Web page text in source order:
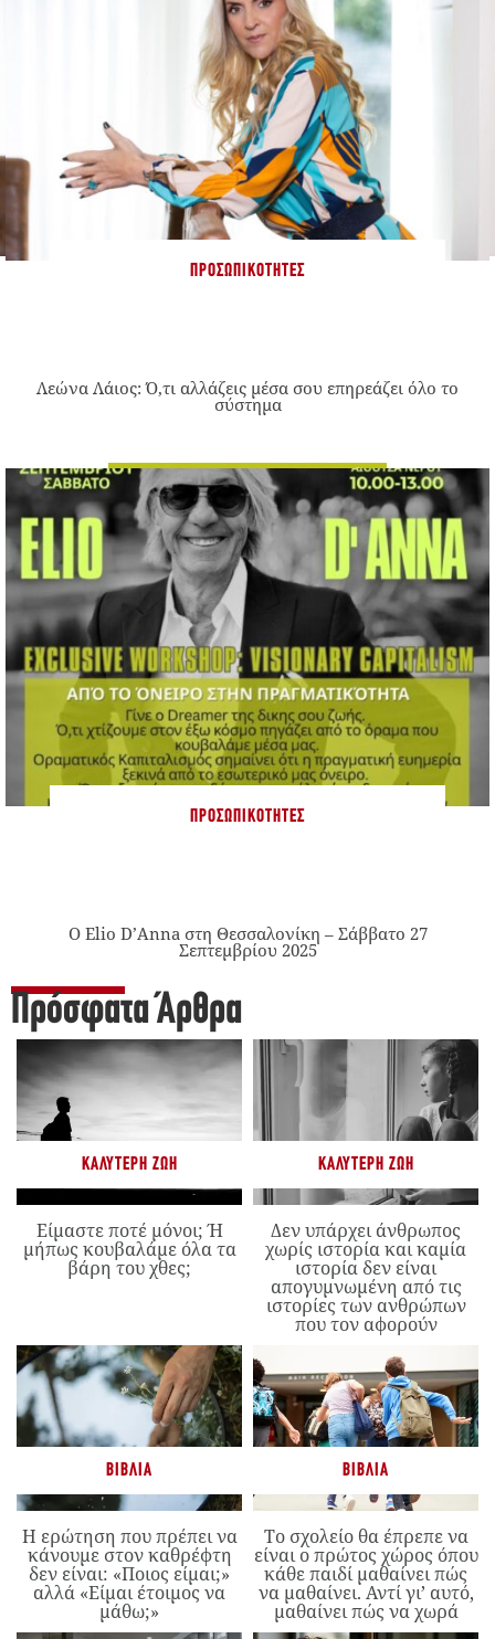
ΠΡΟΣΩΠΙΚΌΤΗΤΕΣ
Λεώνα Λάιος: Ό,τι αλλάζεις μέσα σου επηρεάζει όλο το
σύστημα
ΠΡΟΣΩΠΙΚΌΤΗΤΕΣ
Ο Elio D’Anna στη Θεσσαλονίκη – Σάββατο 27
Σεπτεμβρίου 2025
Πρόσφατα Άρθρα
ΚΑΛΎΤΕΡΗ ΖΩΉ
Είμαστε ποτέ μόνοι; Ή
μήπως κουβαλάμε όλα τα
βάρη του χθες;
ΚΑΛΎΤΕΡΗ ΖΩΉ
Δεν υπάρχει άνθρωπος
χωρίς ιστορία και καμία
ιστορία δεν είναι
απογυμνωμένη από τις
ιστορίες των ανθρώπων
που τον αφορούν
ΒΙΒΛΊΑ
Η ερώτηση που πρέπει να
κάνουμε στον καθρέφτη
δεν είναι: «Ποιος είμαι;»
αλλά «Είμαι έτοιμος να
μάθω;»
ΒΙΒΛΊΑ
Το σχολείο θα έπρεπε να
είναι ο πρώτος χώρος όπου
κάθε παιδί μαθαίνει πώς
να μαθαίνει. Αντί γι’ αυτό,
μαθαίνει πώς να χωρά